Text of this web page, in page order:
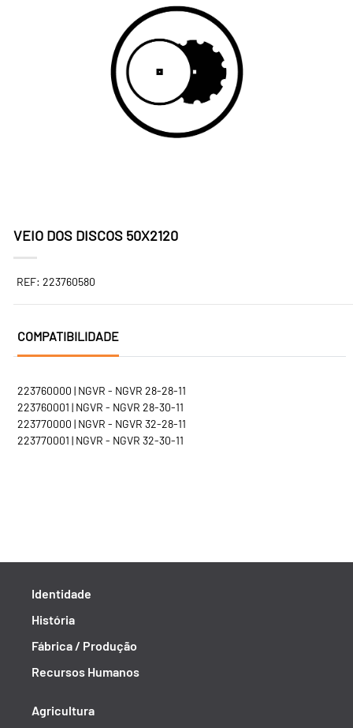
VEIO DOS DISCOS 50X2120
REF: 223760580
COMPATIBILIDADE
223760000 | NGVR - NGVR 28-28-11
223760001 | NGVR - NGVR 28-30-11
223770000 | NGVR - NGVR 32-28-11
223770001 | NGVR - NGVR 32-30-11
Identidade
História
Fábrica / Produção
Recursos Humanos
Agricultura